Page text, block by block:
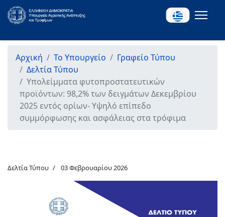
Αρχική Το Υπουργείο
Γραφείο Τύπου
Δελτία Τύπου
Υπολείμματα φυτοπροστατευτικών
προϊόντων: 98,2% των δειγμάτων Δεκεμβρίου
2025 εντός ορίων- Υψηλό επίπεδο
συμμόρφωσης και ασφάλειας στα τρόφιμα
Δελτία Τύπου 03 Φεβρουαρίου 2026